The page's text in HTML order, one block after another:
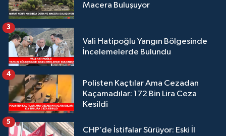
Macera Buluşuyor
Vali Hatipoğlu Yangın Bölgesinde
İncelemelerde Bulundu
3
Polisten Kaçtılar Ama Cezadan
Kaçamadılar: 172 Bin Lira Ceza
Kesildi
4
CHP’de İstifalar Sürüyor: Eski İl
5